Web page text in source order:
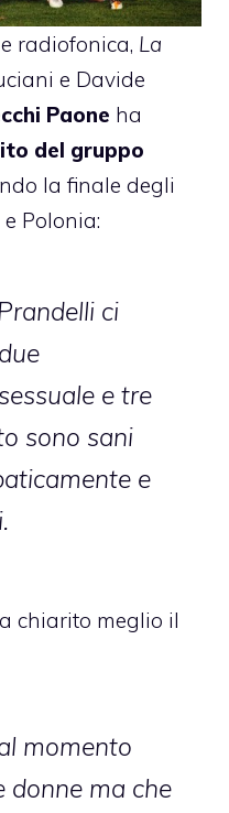
radiofonica, La
e Davide
Paone ha
del gruppo
la finale degli
Polonia:
ci
e tre
sono sani
e
chiarito meglio il
momento
donne ma che